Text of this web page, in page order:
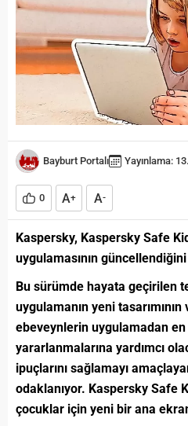
Bayburt Portalı Yayınlama:
0 A+ A-
Kaspersky, Kaspersky Safe
uygulamasının
Bu sürümde hayata geçirilen
uygulamanın yeni
ebeveynlerin uygulamadan
yararlanmalarına yardımcı
ipuçlarını sağlamayı
odaklanıyor. Kaspersky Safe
çocuklar için yeni bir ana